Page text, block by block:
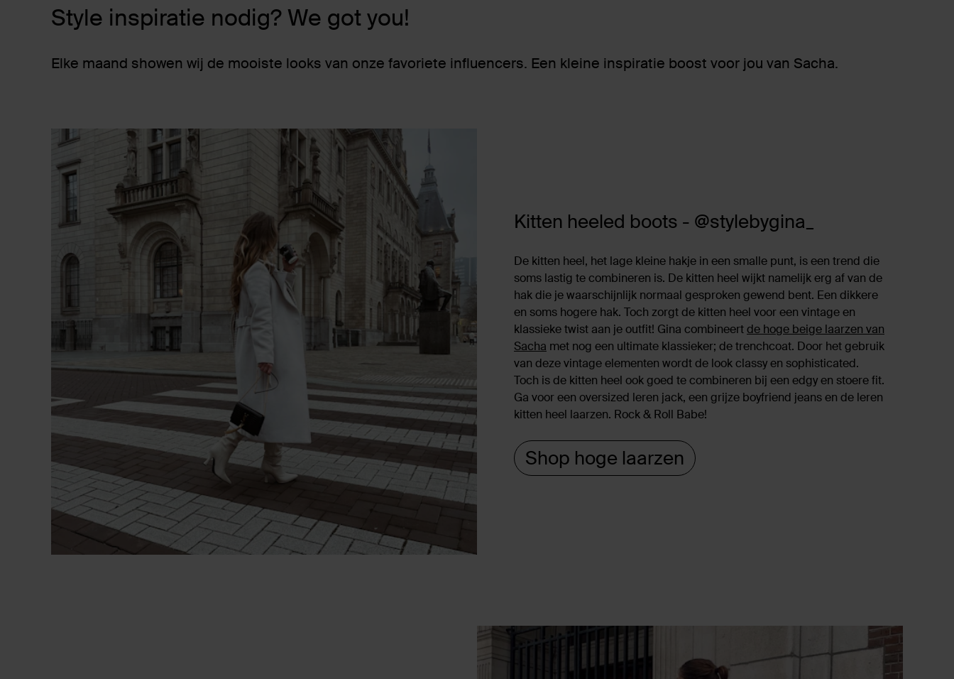
Style inspiratie nodig? We got you!
Elke maand showen wij de mooiste looks van onze favoriete influencers. Een kleine inspiratie boost voor jou van Sacha.
Kitten heeled boots - @stylebygina_
De kitten heel, het lage kleine hakje in een smalle punt, is een trend die
soms lastig te combineren is. De kitten heel wijkt namelijk erg af van de
hak die je waarschijnlijk normaal gesproken gewend bent. Een dikkere
en soms hogere hak. Toch zorgt de kitten heel voor een vintage en
klassieke twist aan je outfit! Gina combineertde hoge beige laarzen van
Sacha met nog een ultimate klassieker; de trenchcoat. Door het gebruik
van deze vintage elementen wordt de look classy en sophisticated.
Toch is de kitten heel ook goed te combineren bij een edgy en stoere fit.
Ga voor een oversized leren jack, een grijze boyfriend jeans en de leren
kitten heel laarzen. Rock & Roll Babe!
Shop hoge laarzen